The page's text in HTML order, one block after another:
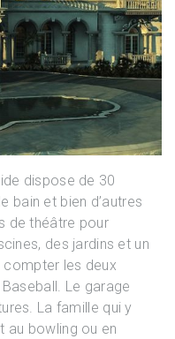
dispose de 30
bain et bien d’autres
de théâtre pour
des jardins et un
compter les deux
Le garage
La famille qui y
au bowling ou en